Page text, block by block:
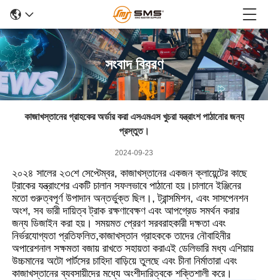
সংবাদ বিবরণ
কাজাখস্তানের গ্রাহকের অর্ডার করা এসএমএস খুচরা যন্ত্রাংশ পাঠানোর জন্য
প্রস্তুত।
2024-09-23
২০২৪ সালের ২৩শে সেপ্টেম্বর, কাজাখস্তানের একজন ক্লায়েন্টের কাছে
ট্রাকের যন্ত্রাংশের একটি চালান সফলভাবে পাঠানো হয়।চালানে ইঞ্জিনের
মতো গুরুত্বপূর্ণ উপাদান অন্তর্ভুক্ত ছিল।, ট্রান্সমিশন, এবং সাসপেনশন
অংশ, সব ভারী দায়িত্ব ট্রাক রক্ষণাবেক্ষণ এবং আপগ্রেড সমর্থন করার
জন্য ডিজাইন করা হয়। সময়মত প্রেরণ সরবরাহকারী দক্ষতা এবং
নির্ভরযোগ্যতা প্রতিফলিত,কাজাখস্তান গ্রাহককে তাদের নৌবাহিনীর
অপারেশনাল সক্ষমতা বজায় রাখতে সহায়তা করাএই ডেলিভারি মধ্য এশিয়ায়
উচ্চমানের অটো পার্টসের চাহিদা বাড়িয়ে তুলছে এবং চীনা নির্মাতারা এবং
কাজাখস্তানের ব্যবসায়ীদের মধ্যে অংশীদারিত্বকে শক্তিশালী করে।